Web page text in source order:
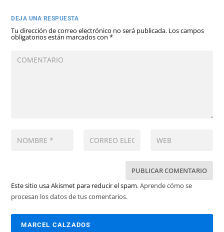
DEJA UNA RESPUESTA
Tu dirección de correo electrónico no será publicada. Los campos
obligatorios están marcados con*
Este sitio usa Akismet para reducir el spam.Aprende cómo se
procesan los datos de tus comentarios.
MARCEL CALZADOS